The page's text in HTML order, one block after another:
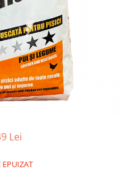
Lei
EPUIZAT